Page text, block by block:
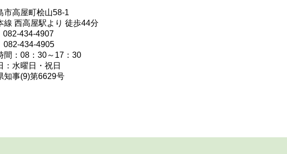
市高屋町桧山58-1
線 西高屋駅より 徒歩44分
082-434-4907
082-434-4905
間：08：30～17：30
：水曜日・祝日
知事(9)第6629号